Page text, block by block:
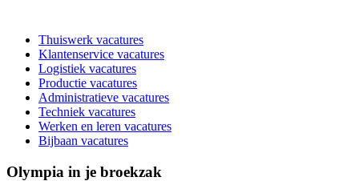
Thuiswerk vacatures
Klantenservice vacatures
Logistiek vacatures
Productie vacatures
Administratieve vacatures
Techniek vacatures
Werken en leren vacatures
Bijbaan vacatures
Olympia in je broekzak